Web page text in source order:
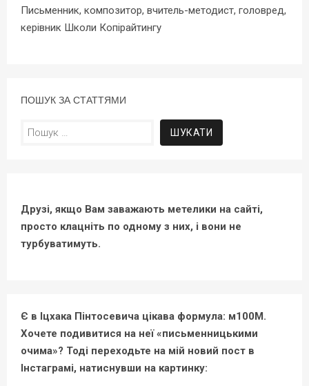
Письменник, композитор, вчитель-методист, головред,
керівник Школи Копірайтингу
ПОШУК ЗА СТАТТЯМИ
Пошук:
Друзі, якщо Вам заважають метелики на сайті,
просто клацніть по одному з них, і вони не
турбуватимуть.
Є в Іцхака Пінтосевича цікава формула: м100М.
Хочете подивитися на неї «письменницькими
очима»? Тоді переходьте на мій новий пост в
Інстаграмі, натиснувши на картинку: